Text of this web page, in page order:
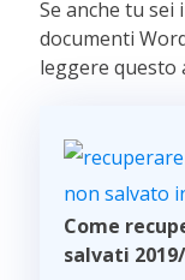
Se anche tu
documenti
leggere questo
Come
salvati